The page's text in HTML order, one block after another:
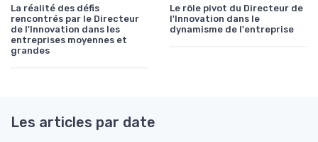
La réalité des défis
rencontrés par le Directeur
de l'Innovation dans les
entreprises moyennes et
grandes
Le rôle pivot du Directeur de
l'Innovation dans le
dynamisme de l'entreprise
Les articles par date